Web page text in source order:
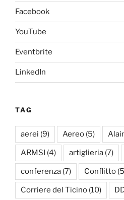
Facebook
YouTube
Eventbrite
LinkedIn
TAG
aerei (9) Aereo (5)
ARMSI (4) artiglieria (7)
conferenza (7) Conflitto
Corriere del Ticino (10)